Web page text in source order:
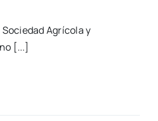
Agrícola y
[...]